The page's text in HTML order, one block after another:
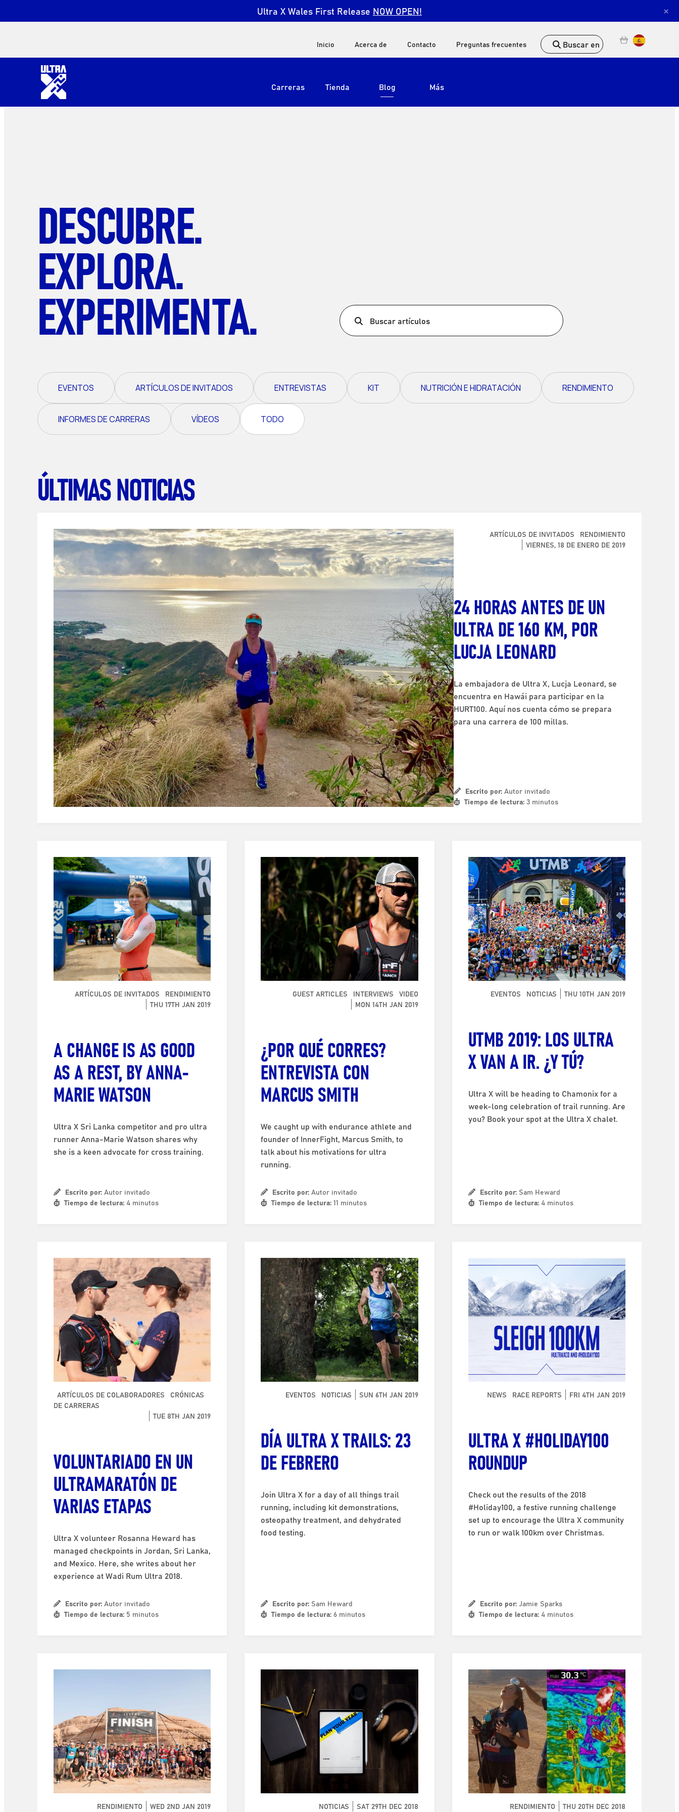
Ultra X Wales First Release NOW OPEN! ×
Inicio Acerca de Contacto Preguntas frecuentes Buscar en
Carreras
Ver todos
Tienda Blog Más
DESCUBRE.
EXPLORA.
EXPERIMENTA. Buscar artículos
EVENTOS ARTÍCULOS DE INVITADOS ENTREVISTAS KIT NUTRICIÓN E HIDRATACIÓN RENDIMIENTO
INFORMES DE CARRERAS VÍDEOS TODO
ÚLTIMAS NOTICIAS
ARTÍCULOS DE INVITADOS
RENDIMIENTO
VIERNES, 18 DE ENERO DE 2019
24 HORAS ANTES DE UN
ULTRA DE 160 KM, POR
LUCJA LEONARD
La embajadora de Ultra X, Lucja Leonard, se
encuentra en Hawái para participar en la
HURT100. Aquí nos cuenta cómo se prepara
para una carrera de 100 millas.
Escrito por: Autor invitado
Tiempo de lectura: 3 minutos
ARTÍCULOS DE INVITADOS
RENDIMIENTO
THU 17TH JAN 2019
A CHANGE IS AS GOOD
AS A REST, BY ANNA-
MARIE WATSON
Ultra X Sri Lanka competitor and pro ultra
runner Anna-Marie Watson shares why
she is a keen advocate for cross training.
Escrito por: Autor invitado
Tiempo de lectura: 4 minutos
GUEST ARTICLES INTERVIEWS VIDEO
MON 14TH JAN 2019
¿POR QUÉ CORRES?
ENTREVISTA CON
MARCUS SMITH
We caught up with endurance athlete and
founder of InnerFight, Marcus Smith, to
talk about his motivations for ultra
running.
Escrito por: Autor invitado
Tiempo de lectura: 11 minutos
EVENTOS NOTICIAS THU 10TH JAN 2019
UTMB 2019: LOS ULTRA
X VAN A IR. ¿Y TÚ?
Ultra X will be heading to Chamonix for a
week-long celebration of trail running. Are
you? Book your spot at the Ultra X chalet.
Escrito por:Sam Heward
Tiempo de lectura:4 minutos
ARTÍCULOS DE COLABORADORES
CRÓNICAS
DE CARRERAS
TUE 8TH JAN 2019
VOLUNTARIADO EN UN
ULTRAMARATÓN DE
VARIAS ETAPAS
Ultra X volunteer Rosanna Heward has
managed checkpoints in Jordan, Sri Lanka,
and Mexico. Here, she writes about her
experience at Wadi Rum Ultra 2018.
Escrito por: Autor invitado
Tiempo de lectura: 5 minutos
EVENTOS NOTICIAS SUN 6TH JAN 2019
DÍA ULTRA X TRAILS: 23
DE FEBRERO
Join Ultra X for a day of all things trail
running, including kit demonstrations,
osteopathy treatment, and dehydrated
food testing.
Escrito por: Sam Heward
Tiempo de lectura: 6 minutos
NEWS RACE REPORTS FRI 4TH JAN 2019
ULTRA X #HOLIDAY100
ROUNDUP
Check out the results of the 2018
#Holiday100, a festive running challenge
set up to encourage the Ultra X community
to run or walk 100km over Christmas.
Escrito por:Jamie Sparks
Tiempo de lectura:4 minutos
RENDIMIENTO WED 2ND JAN 2019 NOTICIAS SAT 29TH DEC 2018 RENDIMIENTO THU 20TH DEC 2018